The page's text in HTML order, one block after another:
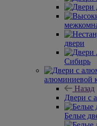
двери
Сибирь
алюминиевой
Назад
Двери с
Белые